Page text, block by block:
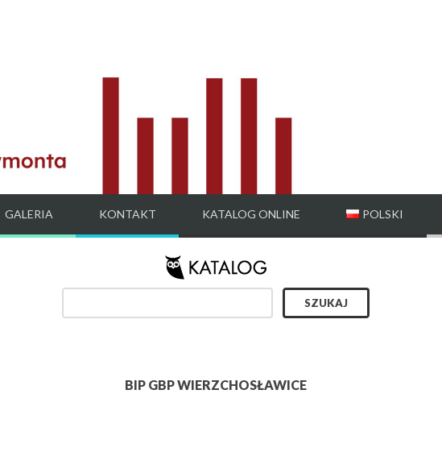
GALERIA KONTAKT KATALOG ONLINE POLSKI
BIP GBP WIERZCHOSŁAWICE